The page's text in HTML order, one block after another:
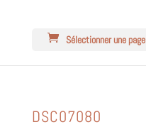
Sélectionner une page
DSC07080